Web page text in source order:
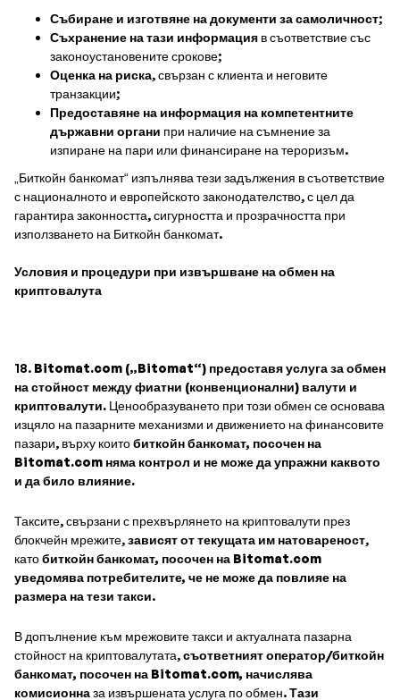
Събиране и изготвяне на документи за самоличност;
Съхранение на тази информация в съответствие със
законоустановените срокове;
Оценка на риска, свързан с клиента и неговите
транзакции;
Предоставяне на информация на компетентните
държавни органи при наличие на съмнение за
изпиране на пари или финансиране на тероризъм.
„Биткойн банкомат“ изпълнява тези задължения в съответствие
с националното и европейското законодателство, с цел да
гарантира законността, сигурността и прозрачността при
използването на Биткойн банкомат.
Условия и процедури при извършване на обмен на
криптовалута
18. Bitomat.com („Bitomat“) предоставя услуга за обмен
на стойност между фиатни (конвенционални) валути и
криптовалути. Ценообразуването при този обмен се основава
изцяло на пазарните механизми и движението на финансовите
пазари, върху коитобиткойн банкомат, посочен на
Bitomat.com няма контрол и не може да упражни каквото
и да било влияние.
Таксите, свързани с прехвърлянето на криптовалути през
блокчейн мрежите,зависят от текущата им натовареност,
катобиткойн банкомат, посочен на Bitomat.com
уведомява потребителите, че не може да повлияе на
размера на тези такси.
В допълнение към мрежовите такси и актуалната пазарна
стойност на криптовалутата,съответният оператор/биткойн
банкомат, посочен на Bitomat.com, начислява
комисионназа извършената услуга по обмен.Тази